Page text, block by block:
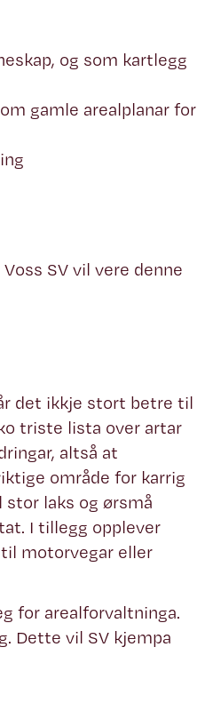
og som kartlegg
gamle arealplanar for
SV vil vere denne
det ikkje stort betre til
triste lista over artar
altså at
område for karrig
laks og ørsmå
I tillegg opplever
motorvegar eller
for arealforvaltninga.
Dette vil SV kjempa